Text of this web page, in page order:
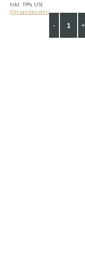
Inkl. 19% USt.
Versandkosten